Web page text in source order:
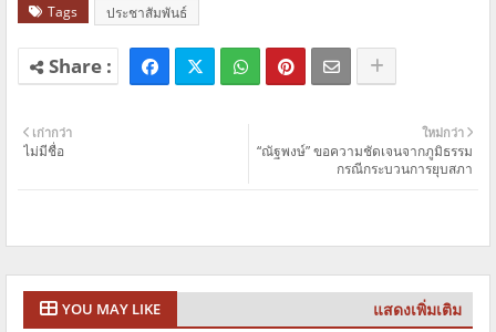
Tags ประชาสัมพันธ์
ใหม่กว่า
“ณัฐพงษ์” ขอความชัดเจนจากภูมิธรรม
กรณีกระบวนการยุบสภา
เก่ากว่า
ไม่มีชื่อ
YOU MAY LIKE แสดงเพิ่มเติม